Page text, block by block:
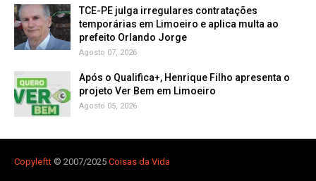
TCE-PE julga irregulares contratações
temporárias em Limoeiro e aplica multa ao
prefeito Orlando Jorge
Agosto 07, 2026
Após o Qualifica+, Henrique Filho apresenta o
projeto Ver Bem em Limoeiro
Agosto 05, 2026
Copyleftt © 2007/2025 Coisas da Vida